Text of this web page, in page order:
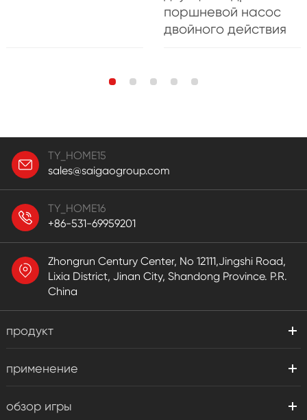
поршневой насос
двойного действия
TY_HOME15
sales@saigaogroup.com
TY_HOME16
+86-531-69959201
Zhongrun Century Center, No 12111,Jingshi Road,
Lixia District, Jinan City, Shandong Province. P.R.
China
продукт
применение
обзор игры